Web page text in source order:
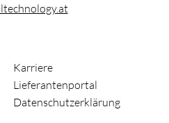
Karriere
Lieferantenportal
Datenschutzerklärung